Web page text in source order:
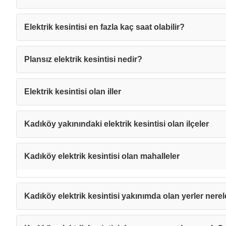
Elektrik kesintisi en fazla kaç saat olabilir?
Plansız elektrik kesintisi nedir?
Elektrik kesintisi olan iller
Kadıköy yakınındaki elektrik kesintisi olan ilçeler
Kadıköy elektrik kesintisi olan mahalleler
Kadıköy elektrik kesintisi yakınımda olan yerler